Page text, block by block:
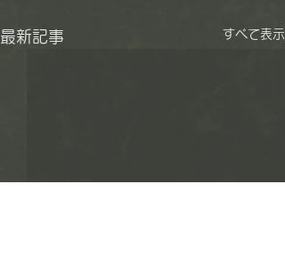
最新記事 すべて表示